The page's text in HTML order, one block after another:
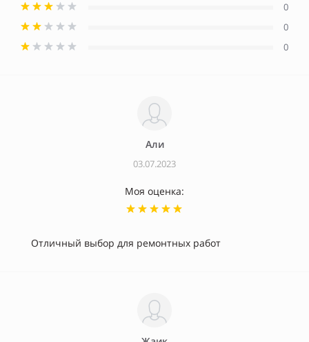
0
0
0
Али
03.07.2023
Моя оценка:
Отличный выбор для ремонтных работ